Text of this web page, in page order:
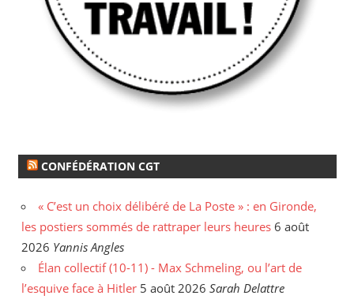
CONFÉDÉRATION CGT
« C’est un choix délibéré de La Poste » : en Gironde,
les postiers sommés de rattraper leurs heures 6 août
2026 Yannis Angles
Élan collectif (10-11) - Max Schmeling, ou l’art de
l’esquive face à Hitler 5 août 2026 Sarah Delattre